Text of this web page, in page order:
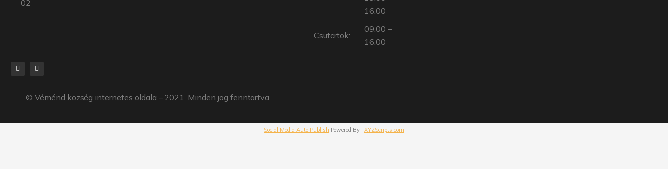
02
16:00
Csütörtök:
09:00 –
16:00
© Véménd község internetes oldala – 2021. Minden jog fenntartva.
Social Media Auto Publish Powered By : XYZScripts.com